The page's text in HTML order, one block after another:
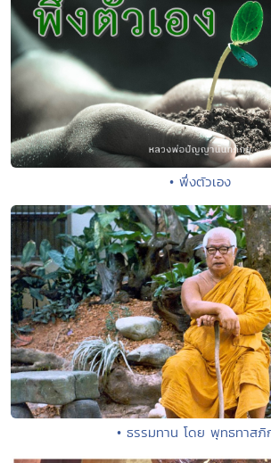
• พึ่งตัวเอง
• ธรรมทาน โดย พุทธทาสภิ